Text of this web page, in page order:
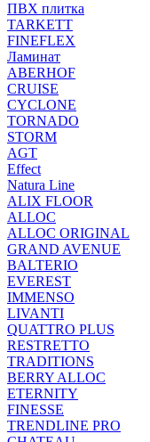
ПВХ плитка
TARKETT
FINEFLEX
Ламинат
ABERHOF
CRUISE
CYCLONE
TORNADO
STORM
AGT
Effect
Natura Line
ALIX FLOOR
ALLOC
ALLOC ORIGINAL
GRAND AVENUE
BALTERIO
EVEREST
IMMENSO
LIVANTI
QUATTRO PLUS
RESTRETTO
TRADITIONS
BERRY ALLOC
ETERNITY
FINESSE
TRENDLINE PRO